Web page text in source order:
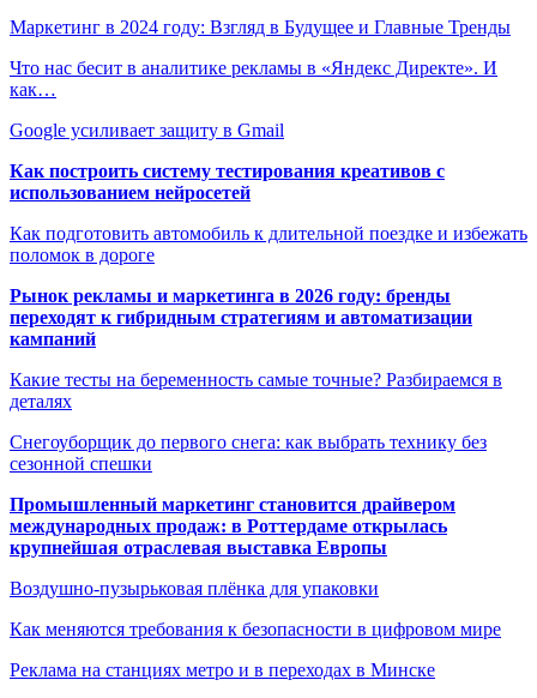
Маркетинг в 2024 году: Взгляд в Будущее и Главные Тренды
Что нас бесит в аналитике рекламы в «Яндекс Директе». И
как…
Google усиливает защиту в Gmail
Как построить систему тестирования креативов с
использованием нейросетей
Как подготовить автомобиль к длительной поездке и избежать
поломок в дороге
Рынок рекламы и маркетинга в 2026 году: бренды
переходят к гибридным стратегиям и автоматизации
кампаний
Какие тесты на беременность самые точные? Разбираемся в
деталях
Снегоуборщик до первого снега: как выбрать технику без
сезонной спешки
Промышленный маркетинг становится драйвером
международных продаж: в Роттердаме открылась
крупнейшая отраслевая выставка Европы
Воздушно-пузырьковая плёнка для упаковки
Как меняются требования к безопасности в цифровом мире
Реклама на станциях метро и в переходах в Минске